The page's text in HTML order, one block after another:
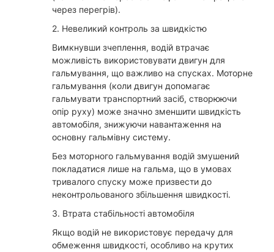
через перегрів).
2. Невеликий контроль за швидкістю
Вимкнувши зчеплення, водій втрачає
можливість використовувати двигун для
гальмування, що важливо на спусках. Моторне
гальмування (коли двигун допомагає
гальмувати транспортний засіб, створюючи
опір руху) може значно зменшити швидкість
автомобіля, знижуючи навантаження на
основну гальмівну систему.
Без моторного гальмування водій змушений
покладатися лише на гальма, що в умовах
тривалого спуску може призвести до
неконтрольованого збільшення швидкості.
3. Втрата стабільності автомобіля
Якщо водій не використовує передачу для
обмеження швидкості, особливо на крутих